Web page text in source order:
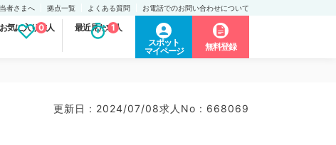
者さまへ 拠点一覧 よくある質問 お電話でのお問い合わせについて
お気に入り求人
0 最近見た求人
1
スポット
マイページ
無料登録
更新日 : 2024/07/08求人No : 668069